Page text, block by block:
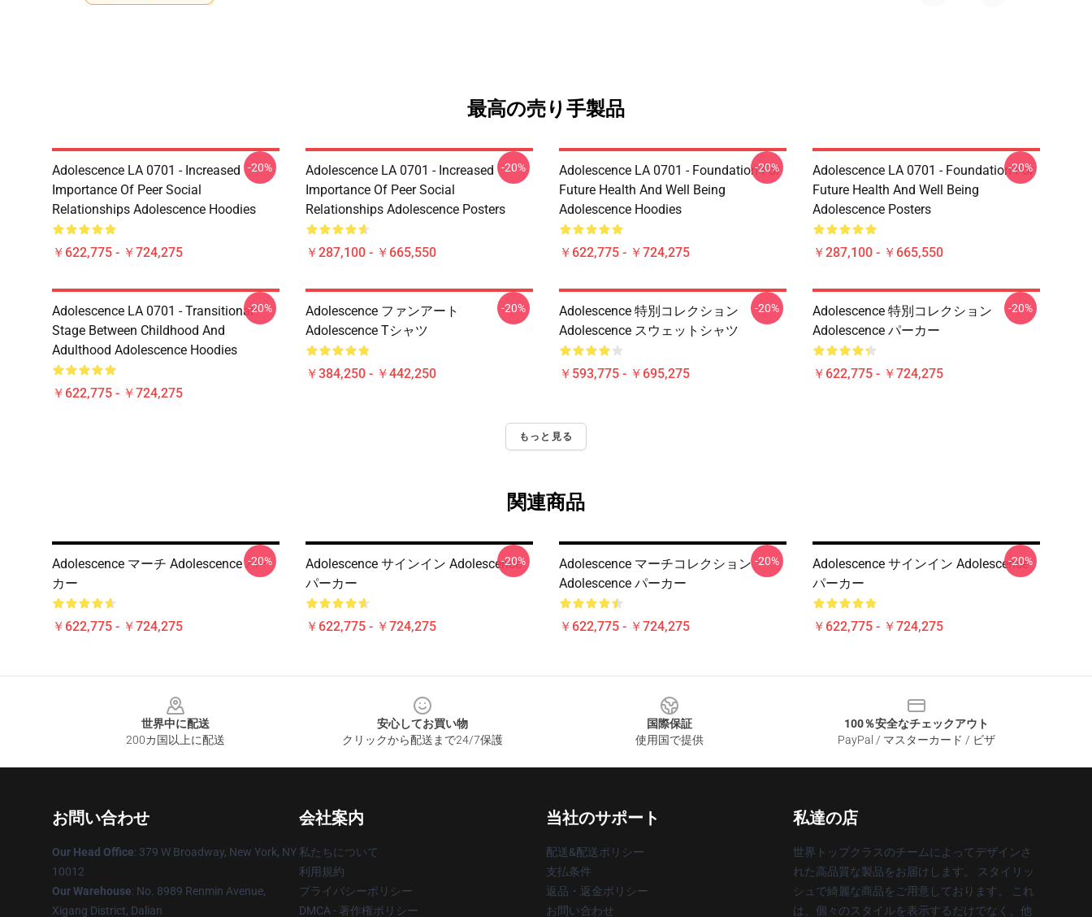
最高の売り手製品
Adolescence LA 0701 - Increased
Importance Of Peer Social
Relationships Adolescence Hoodies
￥622,775 - ￥724,275
-20%
Adolescence LA 0701 - Increased
Importance Of Peer Social
Relationships Adolescence Posters
￥287,100 - ￥665,550
-20%
Adolescence LA 0701 - Foundation For
Future Health And Well Being
Adolescence Hoodies
￥622,775 - ￥724,275
-20%
Adolescence LA 0701 - Foundation For
Future Health And Well Being
Adolescence Posters
￥287,100 - ￥665,550
-20%
Adolescence LA 0701 - Transitional
Stage Between Childhood And
Adulthood Adolescence Hoodies
￥622,775 - ￥724,275
-20%
Adolescence ファンアート
Adolescence Tシャツ
￥384,250 - ￥442,250
-20%
Adolescence 特別コレクション
Adolescence スウェットシャツ
￥593,775 - ￥695,275
-20%
Adolescence 特別コレクション
Adolescence パーカー
￥622,775 - ￥724,275
-20%
もっと見る
関連商品
Adolescence マーチ Adolescence パー
カー
￥622,775 - ￥724,275
-20%
Adolescence サインイン Adolescence
パーカー
￥622,775 - ￥724,275
-20%
Adolescence マーチコレクション
Adolescence パーカー
￥622,775 - ￥724,275
-20%
Adolescence サインイン Adolescence
パーカー
￥622,775 - ￥724,275
-20%
世界中に配送
200カ国以上に配送
安心してお買い物
クリックから配送まで24/7保護
国際保証
使用国で提供
100％安全なチェックアウト
PayPal / マスターカード / ビザ
お問い合わせ
Our Head Office: 379 W Broadway, New York, NY
10012
Our Warehouse: No. 8989 Renmin Avenue,
Xigang District, Dalian
会社案内
私たちについて
利用規約
プライバシーポリシー
DMCA - 著作権ポリシー
当社のサポート
配送&配送ポリシー
支払条件
返品・返金ポリシー
お問い合わせ
私達の店
世界トップクラスのチームによってデザインさ
れた高品質な製品をお届けします。 スタイリッ
シュで綺麗な商品をご用意しております。 これ
は、個々のスタイルを表示するだけでなく、他